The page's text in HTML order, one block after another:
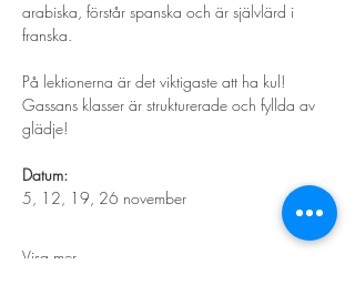
arabiska, förstår spanska och är självlärd i
franska.
På lektionerna är det viktigaste att ha kul!
Gassans klasser är strukturerade och fyllda av
glädje!
Datum:
5, 12, 19, 26 november
Visa mer